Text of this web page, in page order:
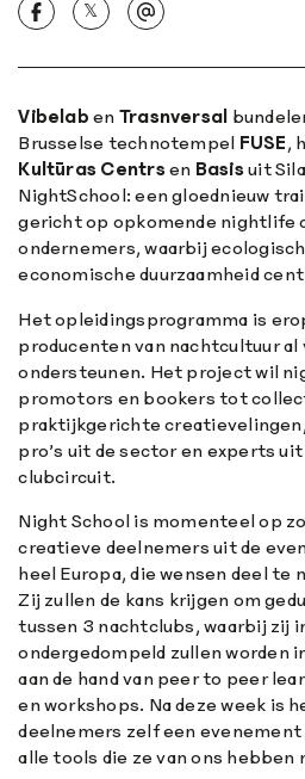
𝕏
Vibelaben Trasnversal
Brusselse technotempel FUSE,
Kultūras Centrsen Basisuit
NightSchool: een gloednieuw
gericht op opkomende nightlife
ondernemers, waarbij
economische duurzaamheid
Het opleidingsprogramma is
producenten van nachtcultuur
ondersteunen. Het project wil
promotors en bookers tot
praktijkgerichte
pro’s uit de sector en experts
clubcircuit.
Night School is momenteel op
creatieve deelnemers uit de
heel Europa, die wensen deel te
Zij zullen de kans krijgen om
tussen 3 nachtclubs, waarbij zij
ondergedompeld zullen worden
aan de hand van peer to peer
en workshops. Na deze week is
deelnemers zelf een
alle tools die ze van ons hebben